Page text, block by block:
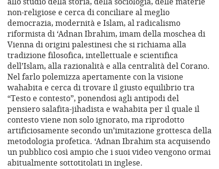
non-religiose e cerca di conciliare al meglio
democrazia, modernità e Islam, al radicalismo
riformista di ‘Adnan Ibrahim, imam della moschea di
Vienna di origini palestinesi che si richiama alla
tradizione filosofica, intellettuale e scientifica
dell’Islam, alla razionalità e alla centralità del Corano.
Nel farlo polemizza apertamente con la visione
wahabita e cerca di trovare il giusto equilibrio tra
“Testo e contesto”, ponendosi agli antipodi del
pensiero salafita-jihadista e wahabita per il quale il
contesto viene non solo ignorato, ma riprodotto
artificiosamente secondo un’imitazione grottesca della
metodologia profetica. ‘Adnan Ibrahim sta acquisendo
un pubblico così ampio che i suoi video vengono ormai
abitualmente sottotitolati in inglese.